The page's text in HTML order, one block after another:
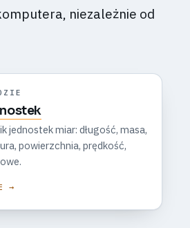
niezależnie od
jednostek miar: długość, masa,
powierzchnia, prędkość,
→